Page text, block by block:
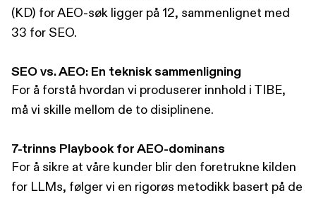
(KD) for AEO-søk ligger på 12, sammenlignet med
33 for SEO.
SEO vs. AEO: En teknisk sammenligning
For å forstå hvordan vi produserer innhold i TIBE,
må vi skille mellom de to disiplinene.
7-trinns Playbook for AEO-dominans
For å sikre at våre kunder blir den foretrukne kilden
for LLMs, følger vi en rigorøs metodikk basert på de